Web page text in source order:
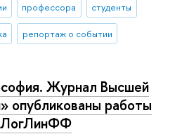
профессора студенты
репортаж о событии
Журнал Высшей
опубликованы работы
ЛогЛинФФ